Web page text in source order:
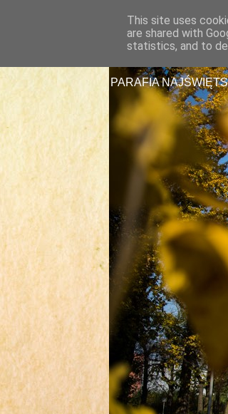
Parafia
PARAFIA
This site uses
are shared with
statistics, and to